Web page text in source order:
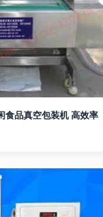
食品真空包装机 高效率